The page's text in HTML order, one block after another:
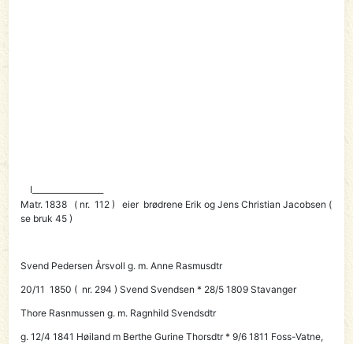
I__________________
Matr. 1838 ( nr. 112 ) eier brødrene Erik og Jens Christian Jacobsen (
se bruk 45 )
Svend Pedersen Årsvoll g. m. Anne Rasmusdtr
20/11 1850 ( nr. 294 )Svend Svendsen* 28/5 1809 Stavanger
Thore Rasnmussen g. m. Ragnhild Svendsdtr
g. 12/4 1841 Høiland m Berthe Gurine Thorsdtr * 9/6 1811 Foss-Vatne,